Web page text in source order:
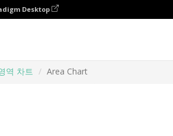
Desktop
역 차트 Area Chart